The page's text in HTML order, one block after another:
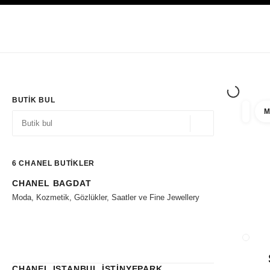
BUTIK BUL
6 CHANEL BUTİKLER
Filtrelere git
CHANEL BAGDAT
Moda, Kozmetik, Gözlükler, Saatler ve Fine Jewellery
filtre